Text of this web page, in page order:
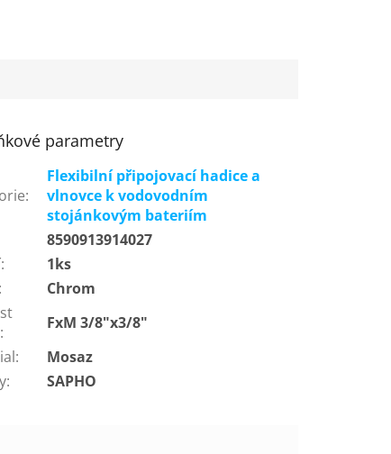
parametry
:
Flexibilní připojovací hadice a
vlnovce k vodovodním
stojánkovým bateriím
8590913914027
:
1ks
:
Chrom
:
FxM 3/8"x3/8"
:
Mosaz
: SAPHO